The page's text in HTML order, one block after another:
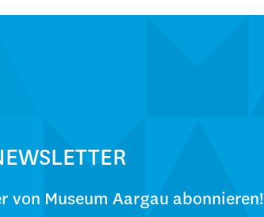
von Museum Aargau abonnieren!